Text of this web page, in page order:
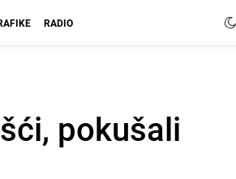
RADIO
pokušali